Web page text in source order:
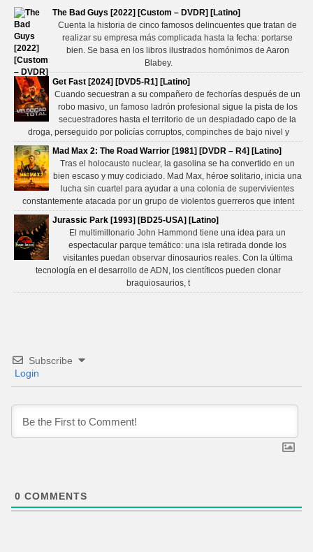
The Bad Guys [2022] [Custom – DVDR] [Latino]
Cuenta la historia de cinco famosos delincuentes que tratan de
realizar su empresa más complicada hasta la fecha: portarse
bien. Se basa en los libros ilustrados homónimos de Aaron
Blabey.
Get Fast [2024] [DVD5-R1] [Latino]
Cuando secuestran a su compañero de fechorías después de un
robo masivo, un famoso ladrón profesional sigue la pista de los
secuestradores hasta el territorio de un despiadado capo de la
droga, perseguido por policías corruptos, compinches de bajo nivel y
Mad Max 2: The Road Warrior [1981] [DVDR – R4] [Latino]
Tras el holocausto nuclear, la gasolina se ha convertido en un
bien escaso y muy codiciado. Mad Max, héroe solitario, inicia una
lucha sin cuartel para ayudar a una colonia de supervivientes
constantemente atacada por un grupo de violentos guerreros que intent
Jurassic Park [1993] [BD25-USA] [Latino]
El multimillonario John Hammond tiene una idea para un
espectacular parque temático: una isla retirada donde los
visitantes puedan observar dinosaurios reales. Con la última
tecnología en el desarrollo de ADN, los científicos pueden clonar
braquiosaurios, t
Subscribe
Login
0 COMMENTS